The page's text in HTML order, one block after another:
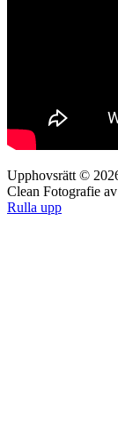
Upphovsrätt ©
Clean Fotografie av
Rulla upp